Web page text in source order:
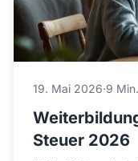
19. Mai 2026·9
Steuer 2026